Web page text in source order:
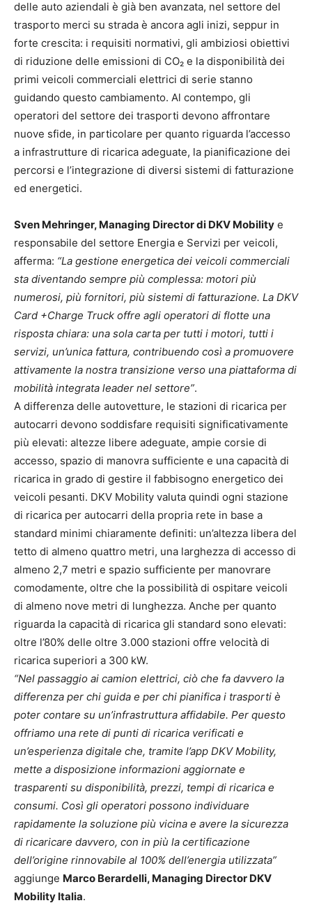
delle auto aziendali è già ben avanzata, nel settore del
trasporto merci su strada è ancora agli inizi, seppur in
forte crescita: i requisiti normativi, gli ambiziosi obiettivi
di riduzione delle emissioni di CO₂ e la disponibilità dei
primi veicoli commerciali elettrici di serie stanno
guidando questo cambiamento. Al contempo, gli
operatori del settore dei trasporti devono affrontare
nuove sfide, in particolare per quanto riguarda l’accesso
a infrastrutture di ricarica adeguate, la pianificazione dei
percorsi e l’integrazione di diversi sistemi di fatturazione
ed energetici.
Sven Mehringer, Managing Director di DKV Mobility e
responsabile del settore Energia e Servizi per veicoli,
afferma: “La gestione energetica dei veicoli commerciali
sta diventando sempre più complessa: motori più
numerosi, più fornitori, più sistemi di fatturazione. La DKV
Card +Charge Truck offre agli operatori di flotte una
risposta chiara: una sola carta per tutti i motori, tutti i
servizi, un’unica fattura, contribuendo così a promuovere
attivamente la nostra transizione verso una piattaforma di
mobilità integrata leader nel settore”.
A differenza delle autovetture, le stazioni di ricarica per
autocarri devono soddisfare requisiti significativamente
più elevati: altezze libere adeguate, ampie corsie di
accesso, spazio di manovra sufficiente e una capacità di
ricarica in grado di gestire il fabbisogno energetico dei
veicoli pesanti. DKV Mobility valuta quindi ogni stazione
di ricarica per autocarri della propria rete in base a
standard minimi chiaramente definiti: un’altezza libera del
tetto di almeno quattro metri, una larghezza di accesso di
almeno 2,7 metri e spazio sufficiente per manovrare
comodamente, oltre che la possibilità di ospitare veicoli
di almeno nove metri di lunghezza. Anche per quanto
riguarda la capacità di ricarica gli standard sono elevati:
oltre l’80% delle oltre 3.000 stazioni offre velocità di
ricarica superiori a 300 kW.
“Nel passaggio ai camion elettrici, ciò che fa davvero la
differenza per chi guida e per chi pianifica i trasporti è
poter contare su un’infrastruttura affidabile. Per questo
offriamo una rete di punti di ricarica verificati e
un’esperienza digitale che, tramite l’app DKV Mobility,
mette a disposizione informazioni aggiornate e
trasparenti su disponibilità, prezzi, tempi di ricarica e
consumi. Così gli operatori possono individuare
rapidamente la soluzione più vicina e avere la sicurezza
di ricaricare davvero, con in più la certificazione
dell’origine rinnovabile al 100% dell’energia utilizzata”
aggiunge Marco Berardelli, Managing Director DKV
Mobility Italia.